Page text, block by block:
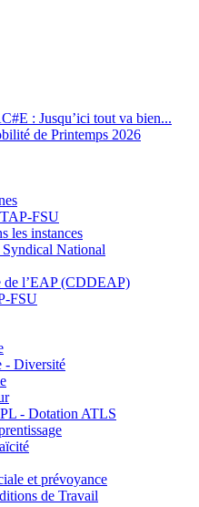
: Jusqu’ici tout va bien...
de Printemps 2026
FSU
les instances
National
de l’EAP (CDDEAP)
FSU
- Diversité
- Dotation ATLS
et prévoyance
de Travail